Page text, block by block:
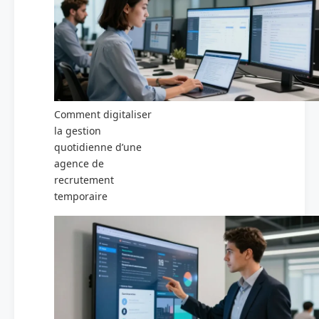
Comment digitaliser
la gestion
quotidienne d’une
agence de
recrutement
temporaire